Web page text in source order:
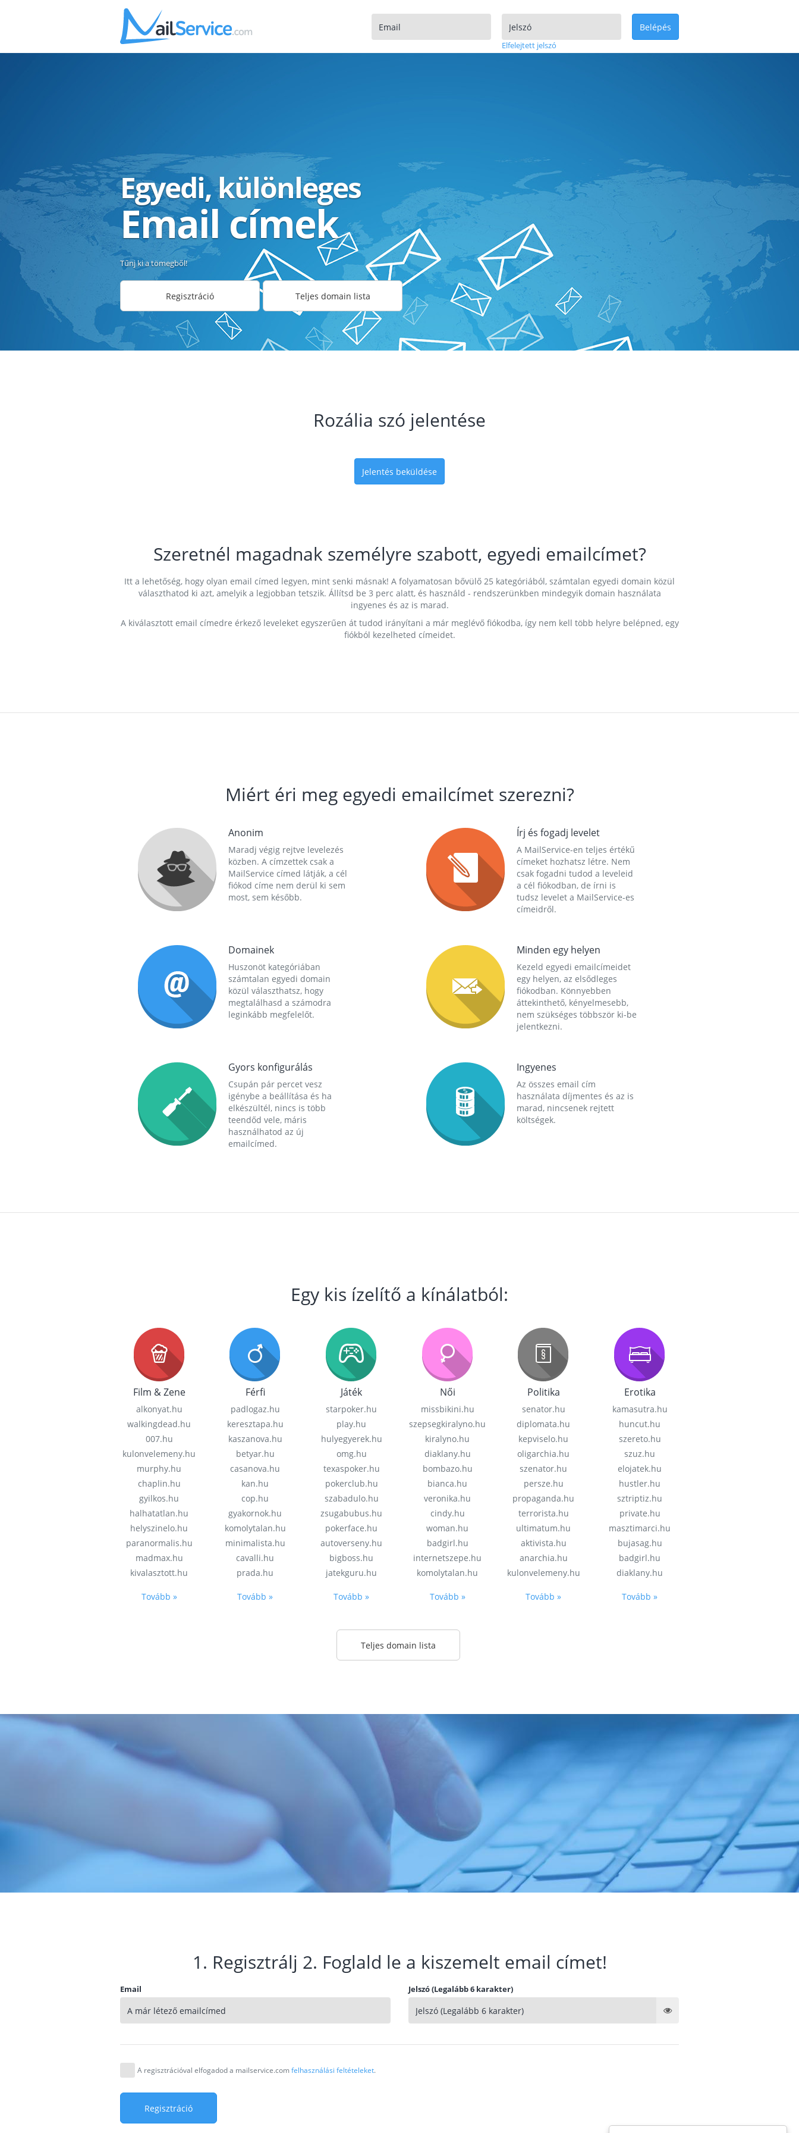
Elfelejtett jelszó
Belépés
Egyedi, különleges
Email címek
Tűnj ki a tömegből!
Regisztráció Teljes domain lista
Rozália szó jelentése
Jelentés beküldése
Szeretnél magadnak személyre szabott, egyedi emailcímet?
Itt a lehetőség, hogy olyan email címed legyen, mint senki másnak! A folyamatosan bővülő 25 kategóriából, számtalan egyedi domain közül
választhatod ki azt, amelyik a legjobban tetszik. Állítsd be 3 perc alatt, és használd - rendszerünkben mindegyik domain használata
ingyenes és az is marad.
A kiválasztott email címedre érkező leveleket egyszerűen át tudod irányítani a már meglévő fiókodba, így nem kell több helyre belépned, egy
fiókból kezelheted címeidet.
Miért éri meg egyedi emailcímet szerezni?
Anonim
Maradj végig rejtve levelezés
közben. A címzettek csak a
MailService címed látják, a cél
fiókod címe nem derül ki sem
most, sem később.
Írj és fogadj levelet
A MailService-en teljes értékű
címeket hozhatsz létre. Nem
csak fogadni tudod a leveleid
a cél fiókodban, de írni is
tudsz levelet a MailService-es
címeidről.
Domainek
Huszonöt kategóriában
számtalan egyedi domain
közül választhatsz, hogy
megtalálhasd a számodra
leginkább megfelelőt.
Minden egy helyen
Kezeld egyedi emailcímeidet
egy helyen, az elsődleges
fiókodban. Könnyebben
áttekinthető, kényelmesebb,
nem szükséges többször ki-be
jelentkezni.
Gyors konfigurálás
Csupán pár percet vesz
igénybe a beállítása és ha
elkészültél, nincs is több
teendőd vele, máris
használhatod az új
emailcímed.
Ingyenes
Az összes email cím
használata díjmentes és az is
marad, nincsenek rejtett
költségek.
Egy kis ízelítő a kínálatból:
Film & Zene
alkonyat.hu
walkingdead.hu
007.hu
kulonvelemeny.hu
murphy.hu
chaplin.hu
gyilkos.hu
halhatatlan.hu
helyszinelo.hu
paranormalis.hu
madmax.hu
kivalasztott.hu
Tovább »
Férfi
padlogaz.hu
keresztapa.hu
kaszanova.hu
betyar.hu
casanova.hu
kan.hu
cop.hu
gyakornok.hu
komolytalan.hu
minimalista.hu
cavalli.hu
prada.hu
Tovább »
Játék
starpoker.hu
play.hu
hulyegyerek.hu
omg.hu
texaspoker.hu
pokerclub.hu
szabadulo.hu
zsugabubus.hu
pokerface.hu
autoverseny.hu
bigboss.hu
jatekguru.hu
Tovább »
Női
missbikini.hu
szepsegkiralyno.hu
kiralyno.hu
diaklany.hu
bombazo.hu
bianca.hu
veronika.hu
cindy.hu
woman.hu
badgirl.hu
internetszepe.hu
komolytalan.hu
Tovább »
Politika
senator.hu
diplomata.hu
kepviselo.hu
oligarchia.hu
szenator.hu
persze.hu
propaganda.hu
terrorista.hu
ultimatum.hu
aktivista.hu
anarchia.hu
kulonvelemeny.hu
Tovább »
Erotika
kamasutra.hu
huncut.hu
szereto.hu
szuz.hu
elojatek.hu
hustler.hu
sztriptiz.hu
private.hu
masztimarci.hu
bujasag.hu
badgirl.hu
diaklany.hu
Tovább »
Teljes domain lista
1. Regisztrálj 2. Foglald le a kiszemelt email címet!
Email Jelszó (Legalább 6 karakter)
A regisztrációval elfogadod a mailservice.comfelhasználási feltételeket.
Regisztráció